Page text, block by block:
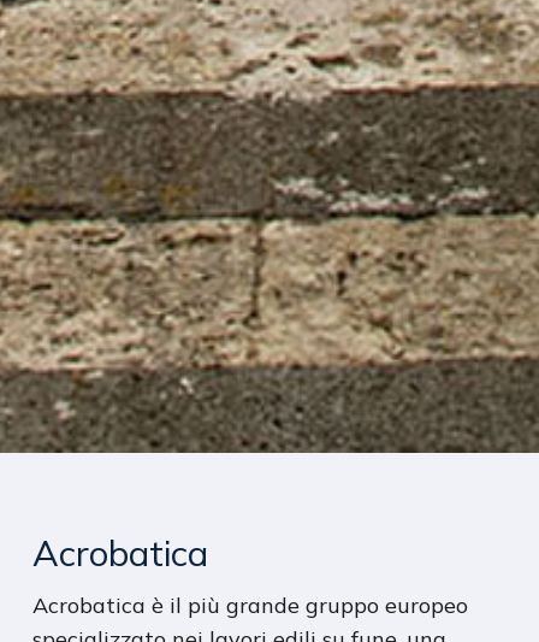
Acrobatica
Acrobatica è il più grande gruppo europeo